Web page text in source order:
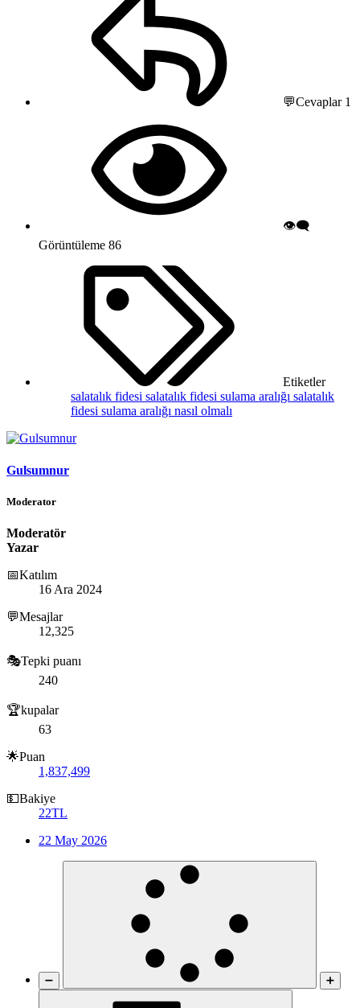
💬Cevaplar1
👁️‍🗨️
Görüntüleme 86
Etiketler
salatalık fidesi salatalık fidesi sulama aralığı salatalık
fidesi sulama aralığı nasıl olmalı
Gulsumnur
Moderator
Moderatör
Yazar
📅Katılım
16 Ara 2024
💬Mesajlar
12,325
🎭Tepki puanı
240
🏆kupalar
63
🌟Puan
1,837,499
💵Bakiye
22TL
22 May 2026
➖ ➕